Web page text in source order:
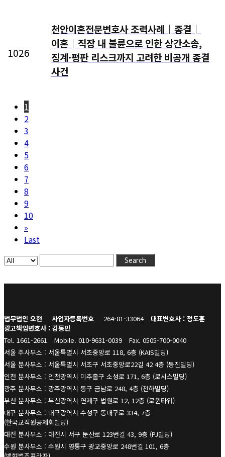
1026
천안이혼전문변호사 조력사례│종결│
이혼│직장 내 불륜으로 인한 상간소송,
징계·평판 리스크까지 고려한 비공개 종결
사건
1
2
3
4
5
6
7
8
9
10
»
Last
Search
법무법인 오현 사업자등록번호 264-81-33064
대표변호사 : 정도훈
광고책임변호사 : 김동민
Tel. 1661-2661
Mobile. 010-9631-0039
Fax. 0505-700-0040
서울 주사무소 : 서울특별시 서초중앙로 118, 6층 (KAIS빌딩)
서울 분사무소 : 서울특별시 서초구 서초중앙로22길 42 4층 (동진빌딩)
인천 분사무소 : 인천광역시 미추홀구 소성로 171, 6층 (로시스빌딩)
광주 분사무소 : 광주광역시 동구 금남로 248, 4층 (천하빌딩)
부산 분사무소 : 부산광역시 연제구 법원로 12, 12층 (로윈타워)
대구 분사무소 : 대구광역시 수성구 동대구로 334, 7층
(한국교직원공제회빌딩)
대전 분사무소 : 대전시 서구 둔산로 123번길 43, 9층 (PJ빌딩)
수원 분사무소 : 수원시 영통구 광교중앙로 248번길 101, 6층